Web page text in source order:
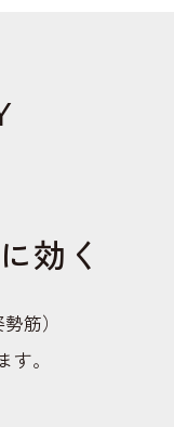
効く
筋）
。